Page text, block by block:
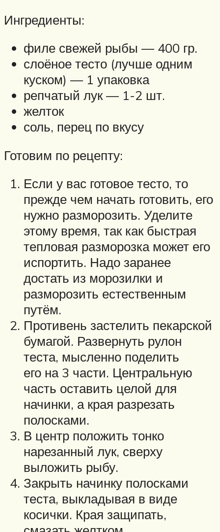
Ингредиенты:
филе свежей рыбы — 400 гр.
слоёное тесто (лучше одним
куском) — 1 упаковка
репчатый лук — 1-2 шт.
желток
соль, перец по вкусу
Готовим по рецепту:
Если у вас готовое тесто, то
прежде чем начать готовить, его
нужно разморозить. Уделите
этому время, так как быстрая
тепловая разморозка может его
испортить. Надо заранее
достать из морозилки и
разморозить естественным
путём.
Противень застелить пекарской
бумагой. Развернуть рулон
теста, мысленно поделить
его на 3 части. Центральную
часть оставить целой для
начинки, а края разрезать
полосками.
В центр положить тонко
нарезанный лук, сверху
выложить рыбу.
Закрыть начинку полосками
теста, выкладывая в виде
косички. Края защипать,